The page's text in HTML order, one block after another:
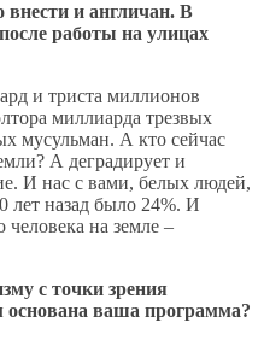
и англичан. В
работы на улицах
и триста миллионов
миллиарда трезвых
мусульман. А кто сейчас
А деградирует и
И нас с вами, белых людей,
лет назад было 24%. И
человека на земле –
с точки зрения
основана ваша программа?